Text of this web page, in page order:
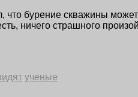
бурение скважины
ничего страшного
ученые